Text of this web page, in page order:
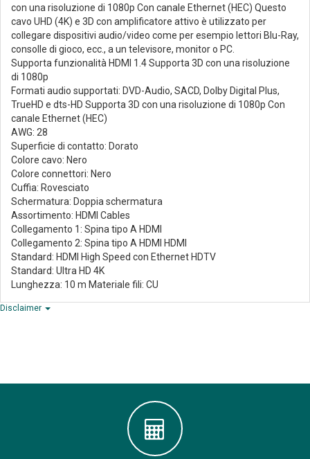
con una risoluzione di 1080p Con canale Ethernet (HEC) Questo
cavo UHD (4K) e 3D con amplificatore attivo è utilizzato per
collegare dispositivi audio/video come per esempio lettori Blu-Ray,
consolle di gioco, ecc., a un televisore, monitor o PC.
Supporta funzionalità HDMI 1.4 Supporta 3D con una risoluzione
di 1080p
Formati audio supportati: DVD-Audio, SACD, Dolby Digital Plus,
TrueHD e dts-HD Supporta 3D con una risoluzione di 1080p Con
canale Ethernet (HEC)
AWG: 28
Superficie di contatto: Dorato
Colore cavo: Nero
Colore connettori: Nero
Cuffia: Rovesciato
Schermatura: Doppia schermatura
Assortimento: HDMI Cables
Collegamento 1: Spina tipo A HDMI
Collegamento 2: Spina tipo A HDMI HDMI
Standard: HDMI High Speed con Ethernet HDTV
Standard: Ultra HD 4K
Lunghezza: 10 m Materiale fili: CU
Disclaimer